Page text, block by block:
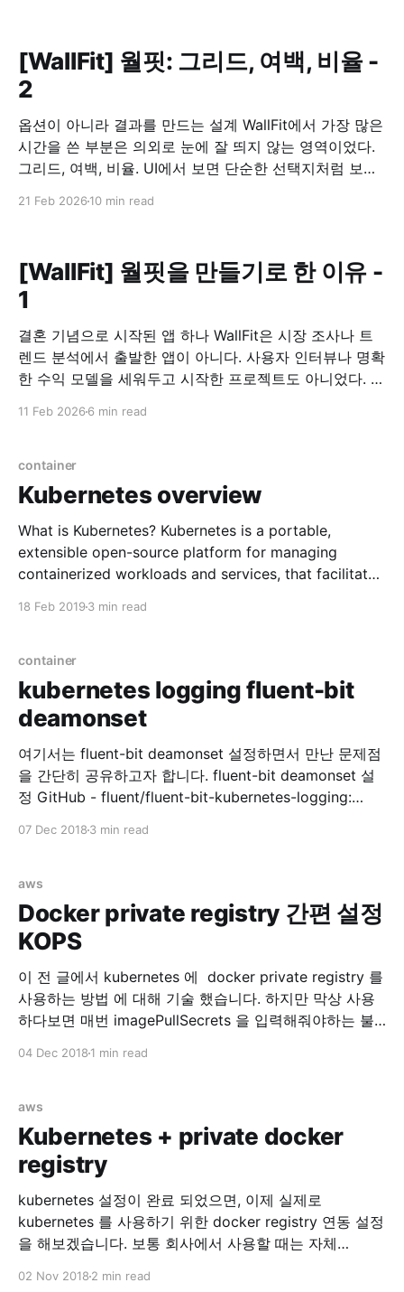
[WallFit] 월핏: 그리드, 여백, 비율 -
2
옵션이 아니라 결과를 만드는 설계 WallFit에서 가장 많은
시간을 쓴 부분은 의외로 눈에 잘 띄지 않는 영역이었다.
그리드, 여백, 비율. UI에서 보면 단순한 선택지처럼 보이
21 Feb 2026 10 min read
[WallFit] 월핏을 만들기로 한 이유 -
1
결혼 기념으로 시작된 앱 하나 WallFit은 시장 조사나 트
렌드 분석에서 출발한 앱이 아니다. 사용자 인터뷰나 명확
한 수익 모델을 세워두고 시작한 프로젝트도 아니었다. 시
화면에 배치해
11 Feb 2026 6 min read
container
Kubernetes overview
What is Kubernetes? Kubernetes is a portable,
extensible open-source platform for managing
containerized workloads and services, that facilitates
container) * Horizontal scaling * Automated rollouts
and rollbacks * Self-healing * Service discovery and
load balancing * Secret and configuration
management Ref:
18 Feb 2019 3 min read
container
kubernetes logging fluent-bit
deamonset
여기서는 fluent-bit deamonset 설정하면서 만난 문제점
을 간단히 공유하고자 합니다. fluent-bit deamonset 설
정 GitHub - fluent/fluent-bit-kubernetes-logging:
https://raw.githubusercontent.com/fluent/fluent-bit-
kubernetes-logging/master/fluent-bit-service-
account.yaml $ kubectl create -f
07 Dec 2018 3 min read
aws
Docker private registry 간편 설정
KOPS
이 전 글에서 kubernetes 에 docker private registry 를
사용하는 방법 에 대해 기술 했습니다. 하지만 막상 사용
하다보면 매번 imagePullSecrets 을 입력해줘야하는 불
04 Dec 2018 1 min read
aws
Kubernetes + private docker
registry
kubernetes 설정이 완료 되었으면, 이제 실제로
kubernetes 를 사용하기 위한 docker registry 연동 설정
을 해보겠습니다. 보통 회사에서 사용할 때는 자체
02 Nov 2018 2 min read